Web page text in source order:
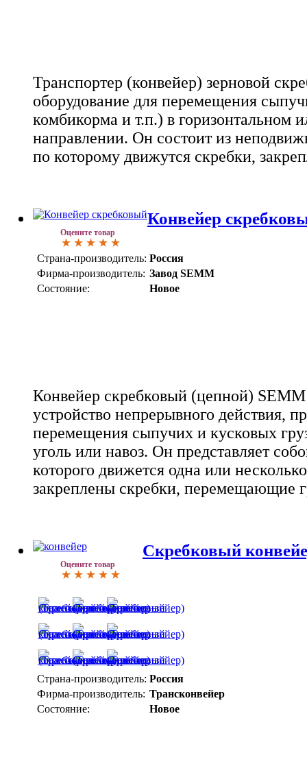
Транспортер (конвейер) зерновой
оборудование для перемещения
комбикорма и т.п.) в горизонтальном
направлении. Он состоит из
по которому движутся скребки,
Оцените товар
Конвейер
Страна-производитель: Россия
Фирма-производитель: Завод SEMM
Состояние:
Новое
Конвейер скребковый (цепной) SEMM
устройство непрерывного действия,
перемещения сыпучих и кусковых
уголь или навоз. Он представляет
которого движется одна или
закреплены скребки, перемещающие
Оцените товар
Скребковый
Страна-производитель: Россия
Фирма-производитель: Трансконвейер
Состояние:
Новое